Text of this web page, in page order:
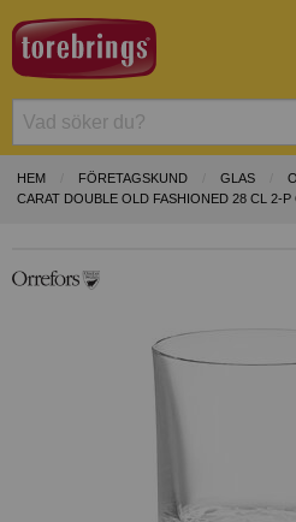
HEM FÖRETAGSKUND GLAS
CARAT DOUBLE OLD FASHIONED 28 CL 2-